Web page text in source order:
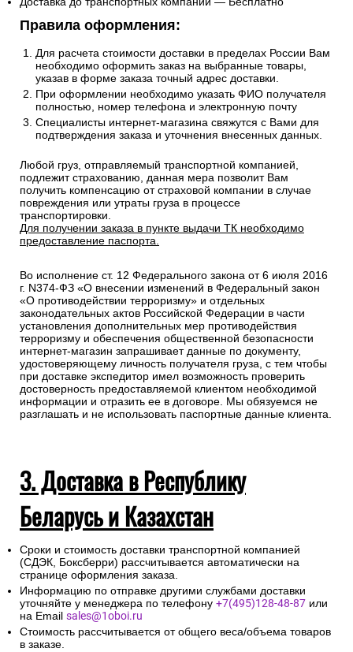
Правила оформления:
Для расчета стоимости доставки в пределах России Вам
необходимо оформить заказ на выбранные товары,
указав в форме заказа точный адрес доставки.
При оформлении необходимо указать ФИО получателя
полностью, номер телефона и электронную почту
Специалисты интернет-магазина свяжутся с Вами для
подтверждения заказа и уточнения внесенных данных.
Любой груз, отправляемый транспортной компанией,
подлежит страхованию, данная мера позволит Вам
получить компенсацию от страховой компании в случае
повреждения или утраты груза в процессе
транспортировки.
Для получении заказа в пункте выдачи ТК необходимо
предоставление паспорта.
Во исполнение ст. 12 Федерального закона от 6 июля 2016
г. N374-ФЗ «О внесении изменений в Федеральный закон
«О противодействии терроризму» и отдельных
законодательных актов Российской Федерации в части
установления дополнительных мер противодействия
терроризму и обеспечения общественной безопасности
интернет-магазин запрашивает данные по документу,
удостоверяющему личность получателя груза, с тем чтобы
при доставке экспедитор имел возможность проверить
достоверность предоставляемой клиентом необходимой
информации и отразить ее в договоре. Мы обязуемся не
разглашать и не использовать паспортные данные клиента.
3. Доставка в Республику
Беларусь и Казахстан
Сроки и стоимость доставки транспортной компанией
(СДЭК, Боксберри) рассчитывается автоматически на
странице оформления заказа.
Информацию по отправке другими службами доставки
уточняйте у менеджера по телефону +7(495)128-48-87 или
на Email sales@1oboi.ru
Стоимость рассчитывается от общего веса/объема товаров
в заказе.